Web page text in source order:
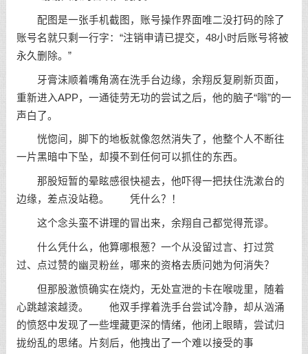
配图是一张手机截图，账号操作界面唯二没打码的除了
账号名就只剩一行字：“注销申请已提交，48小时后账号将被
永久删除。”
牙膏沫顺着嘴角滴在洗手台边缘，余翔反复刷新页面，
重新进入APP，一通徒劳无功的尝试之后，他的脑子“嗡”的一
声白了。
恍惚间，脚下的地板就像忽然消失了，他整个人不断往
一片黑暗中下坠，却摸不到任何可以抓住的东西。
那股短暂的晕眩感很快褪去，他吓得一把扶住洗漱台的
边缘，差点没站稳。 凭什么？！
这个念头蛮不讲理的冒出来，余翔自己都觉得荒谬。
什么凭什么，他算哪根葱？一个从没留过言、打过赏
过、点过赞的幽灵粉丝，哪来的资格去质问她为何消失？
但那股激愤确实在烧灼，无处宣泄的卡在喉咙里，随着
心跳越滚越烫。 他双手撑着洗手台尝试冷静，却从汹涌
的愤怒中发现了一些埋藏更深的情绪，他闭上眼睛，尝试归
拢纷乱的思绪。片刻后，他拽出了一个难以接受的事